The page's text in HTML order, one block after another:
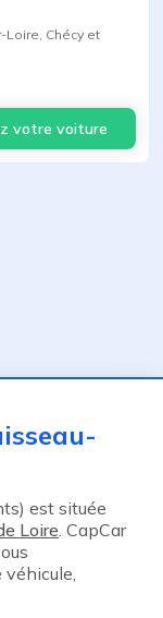
Loire Chécy et
votre voiture
est située
Loire. CapCar